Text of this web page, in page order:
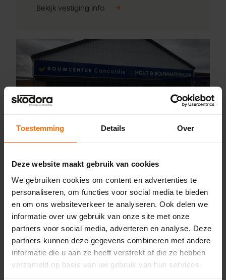
Toestemming Details Over
Deze website maakt gebruik van cookies
We gebruiken cookies om content en advertenties te
personaliseren, om functies voor social media te bieden
en om ons websiteverkeer te analyseren. Ook delen we
informatie over uw gebruik van onze site met onze
partners voor social media, adverteren en analyse. Deze
partners kunnen deze gegevens combineren met andere
informatie die u aan ze heeft verstrekt of die ze hebben
verzameld op basis van uw gebruik van hun services.
Bekijk vestiging info
Oosterwolde – Bouwcenter
Concordia
Venekoterweg 19,
8431 HG Oosterwolde
0513335000
oosterwolde@skodora.nl
Selecteren als mijn vestiging
Bekijk vestiging info